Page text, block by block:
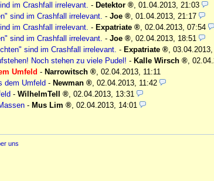
im Crashfall irrelevant. - Detektor , 01.04.2013, 21:03
sind im Crashfall irrelevant. - Joe , 01.04.2013, 21:17
im Crashfall irrelevant. - Expatriate , 02.04.2013, 07:54
sind im Crashfall irrelevant. - Joe , 02.04.2013, 18:51
sind im Crashfall irrelevant. - Expatriate ,
Noch stehen zu viele Pudel! - Kalle Wirsch ,
Umfeld - Narrowitsch , 02.04.2013, 11:11
dem Umfeld - Newman , 02.04.2013, 11:42
- WilhelmTell , 02.04.2013, 13:31
- Mus Lim , 02.04.2013, 14:01
uns